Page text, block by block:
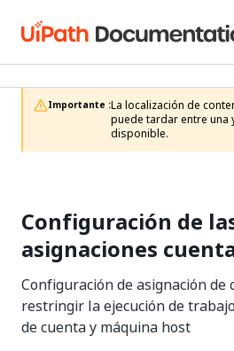
Importante :La localización de
puede tardar entre una
disponible.
Configuración de
asignaciones
Configuración de asignación
restringir la ejecución de
de cuenta y máquina host